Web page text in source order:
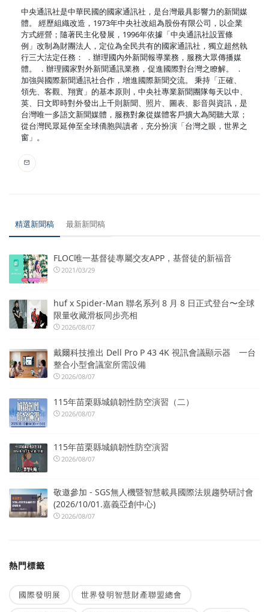
中央通訊社是中華民國的國家通訊社，是台灣最具影響力的新聞媒
體。 經歷組織改造，1973年中央社改組為股份有限公司，以企業
方式經營；隨著民主化發展，1996年依據「中央通訊社設置條
例」改制為財團法人，定位為全民共有的國家通訊社，獨立超然執
行三大法定任務： ．辦理國內外新聞報導業務，服務大眾傳播媒
體。 ．辦理國家對外新聞通訊業務，促進國際對台灣之瞭解。 ．
加強與國際新聞通訊社合作，增進國際新聞交流。 秉持「正確、
領先、客觀、翔實」的基本原則，中央社專業新聞團隊每天以中、
英、日文即時對外發出上千則新聞、照片、圖表、影音與資訊，是
台灣唯一多語文新聞媒體，服務對象從媒體客戶擴大為閱聽大眾；
從台灣民眾延伸至全球僑胞與讀者，充分扮演「台灣之眼，世界之
窗」。
精選新聞稿 最新新聞稿
FLOC唯一基督徒專屬交友APP，基督徒的新福音
2021/03/29
huf x Spider-Man 聯名系列 8 月 8 日正式登台〜全球
限量收藏滑板同步亮相
2026/08/07
戴爾科技推出 Dell Pro P 43 4K 視訊會議顯示器 一台
整合小型會議室所需設備
2026/08/07
115年苗栗縣城鎮韌性防空演習（二）
2026/08/07
115年苗栗縣城鎮韌性防空演習
2026/08/07
敬邀參加 - SGS無人機暨智慧載具國際法規趨勢研討會
(2026/10/01.嘉義亞創中心)
2026/08/07
熱門標籤
國際發明展 世界發明智慧財產聯盟總會